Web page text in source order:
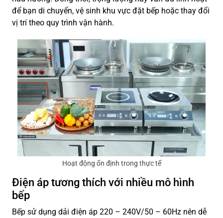
để bạn di chuyển, vệ sinh khu vực đặt bếp hoặc thay đổi
vị trí theo quy trình vận hành.
Hoạt động ổn định trong thực tế
Điện áp tương thích với nhiều mô hình
bếp
Bếp sử dụng dải điện áp 220 – 240V/50 – 60Hz nên dễ